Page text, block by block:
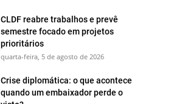
CLDF reabre trabalhos e prevê
semestre focado em projetos
prioritários
quarta-feira, 5 de agosto de 2026
Crise diplomática: o que acontece
quando um embaixador perde o